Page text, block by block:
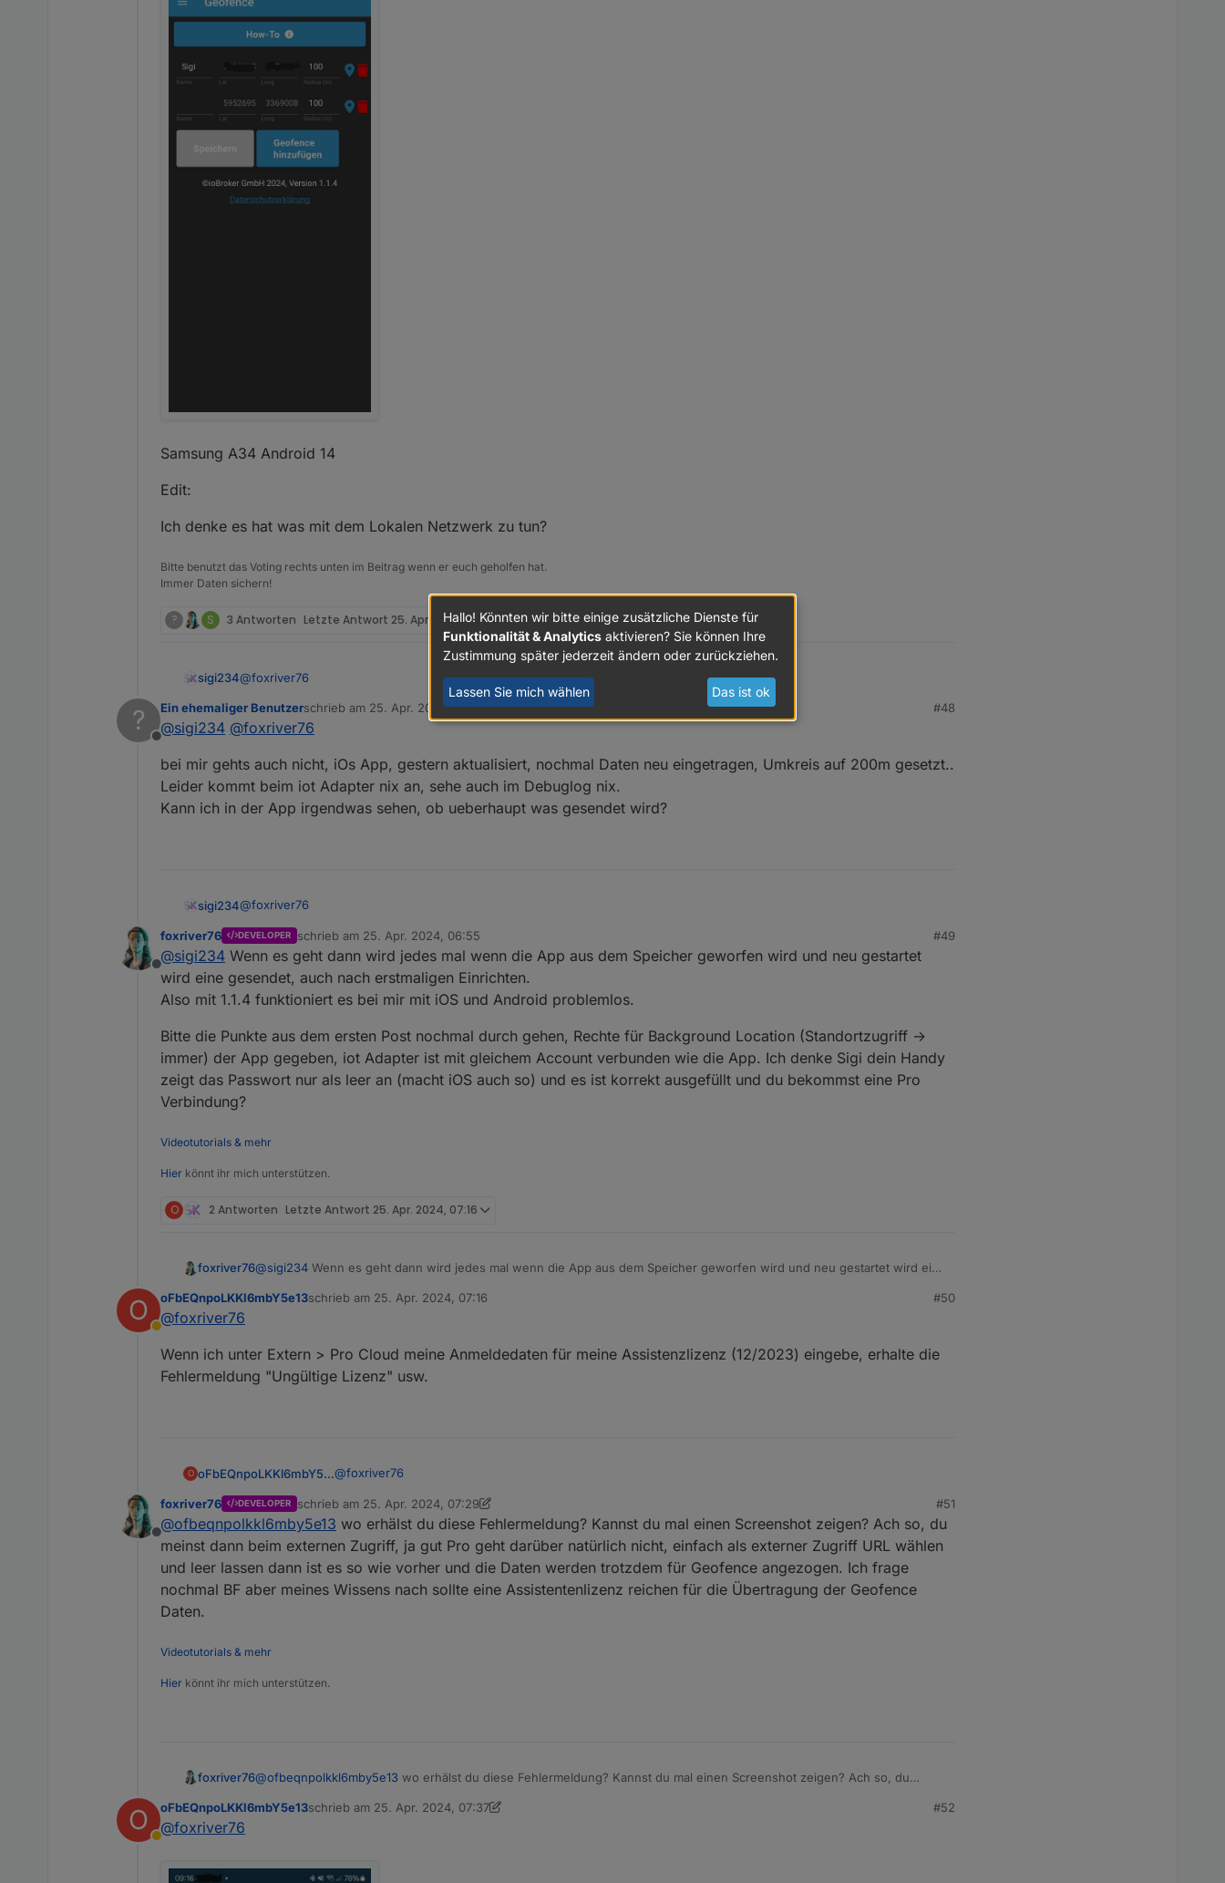
Samsung A34 Android 14
Edit:
Ich denke es hat was mit dem Lokalen Netzwerk zu tun?
Bitte benutzt das Voting rechts unten im Beitrag wenn er euch geholfen hat.
Immer Daten sichern!
? S 3 Antworten Letzte Antwort 25. Apr. 2024, 06:43
sigi234@foxriver76
Hallo,
Ab wann wird eine Nachricht gesendet? Auch wenn ich das Handy ausschalte?
?
Offline
Ein ehemaliger Benutzerschrieb am 25. Apr. 2024, 06:43
zuletzt editiert von
#48
@sigi234 @foxriver76
bei mir gehts auch nicht, iOs App, gestern aktualisiert, nochmal Daten neu eingetragen, Umkreis auf 200m gesetzt..
Leider kommt beim iot Adapter nix an, sehe auch im Debuglog nix.
Kann ich in der App irgendwas sehen, ob ueberhaupt was gesendet wird?
sigi234@foxriver76
Hallo,
bei mir ist noch nie was gekommen?
Ab wann wird eine Nachricht gesendet? Auch wenn ich das Handy ausschalte?
Offline
foxriver76 DEVELOPER schrieb am 25. Apr. 2024, 06:55
zuletzt editiert von
#49
@sigi234 Wenn es geht dann wird jedes mal wenn die App aus dem Speicher geworfen wird und neu gestartet
wird eine gesendet, auch nach erstmaligen Einrichten.
Also mit 1.1.4 funktioniert es bei mir mit iOS und Android problemlos.
Bitte die Punkte aus dem ersten Post nochmal durch gehen, Rechte für Background Location (Standortzugriff ->
immer) der App gegeben, iot Adapter ist mit gleichem Account verbunden wie die App. Ich denke Sigi dein Handy
zeigt das Passwort nur als leer an (macht iOS auch so) und es ist korrekt ausgefüllt und du bekommst eine Pro
Verbindung?
Videotutorials & mehr
Hier könnt ihr mich unterstützen.
O 2 Antworten Letzte Antwort 25. Apr. 2024, 07:16
foxriver76@sigi234 Wenn es geht dann wird jedes mal wenn die App aus dem Speicher geworfen wird und neu gestartet wird eine
Also mit 1.1.4 funktioniert es bei mir mit iOS und Android problemlos.
Bitte die Punkte aus dem ersten Post nochmal durch gehen, Rechte für Background Location (Standortzugriff -> immer)
O
Abwesend
oFbEQnpoLKKl6mbY5e13schrieb am 25. Apr. 2024, 07:16
zuletzt editiert von
#50
@foxriver76
Wenn ich unter Extern > Pro Cloud meine Anmeldedaten für meine Assistenzlizenz (12/2023) eingebe, erhalte die
Fehlermeldung "Ungültige Lizenz" usw.
O oFbEQnpoLKKl6mbY5e13@foxriver76
Wenn ich unter Extern > Pro Cloud meine Anmeldedaten für meine Assistenzlizenz (12/2023) eingebe,
erhalte die Fehlermeldung "Ungültige Lizenz" usw.
Offline
foxriver76 DEVELOPER schrieb am 25. Apr. 2024, 07:29
zuletzt editiert von foxriver76
#51
@ofbeqnpolkkl6mby5e13 wo erhälst du diese Fehlermeldung? Kannst du mal einen Screenshot zeigen? Ach so, du
meinst dann beim externen Zugriff, ja gut Pro geht darüber natürlich nicht, einfach als externer Zugriff URL wählen
und leer lassen dann ist es so wie vorher und die Daten werden trotzdem für Geofence angezogen. Ich frage
nochmal BF aber meines Wissens nach sollte eine Assistentenlizenz reichen für die Übertragung der Geofence
Daten.
Videotutorials & mehr
Hier könnt ihr mich unterstützen.
foxriver76@ofbeqnpolkkl6mby5e13 wo erhälst du diese Fehlermeldung? Kannst du mal einen Screenshot zeigen? Ach so, du
leer lassen dann ist es so wie vorher und die Daten werden trotzdem für Geofence angezogen. Ich frage nochmal BF
O
Abwesend
oFbEQnpoLKKl6mbY5e13schrieb am 25. Apr. 2024, 07:37
zuletzt editiert von oFbEQnpoLKKl6mbY5e13
#52
@foxriver76
Hallo! Könnten wir bitte einige zusätzliche Dienste für
Funktionalität & Analytics aktivieren? Sie können Ihre
Zustimmung später jederzeit ändern oder zurückziehen.
Lassen Sie mich wählen Das ist ok